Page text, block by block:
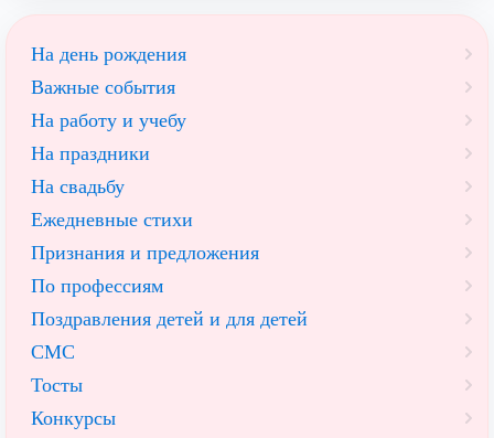
На день рождения
Важные события
На работу и учебу
На праздники
На свадьбу
Ежедневные стихи
Признания и предложения
По профессиям
Поздравления детей и для детей
СМС
Тосты
Конкурсы